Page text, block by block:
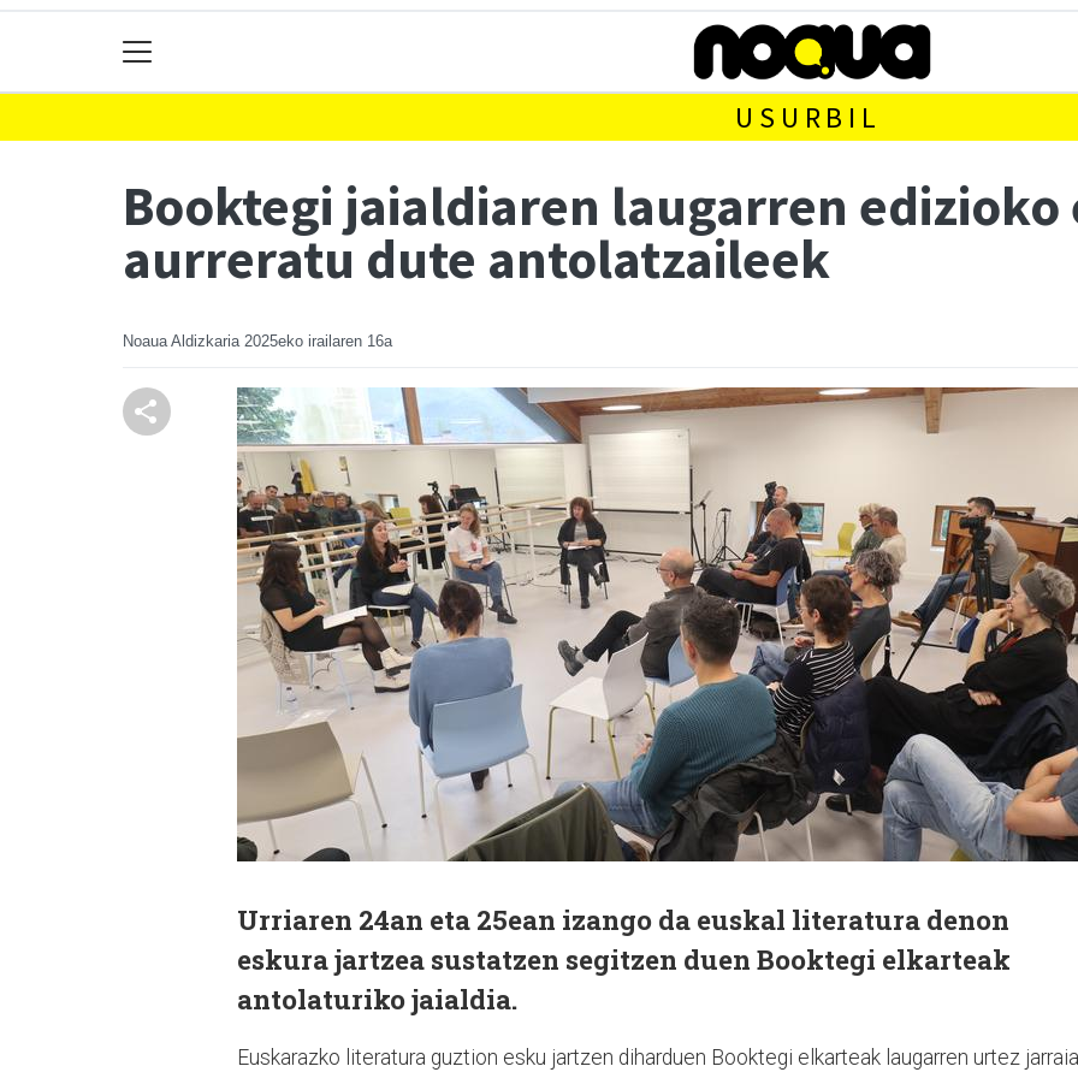
USURBIL
Booktegi jaialdiaren laugarren edizioko
aurreratu dute antolatzaileek
Noaua Aldizkaria 2025eko irailaren 16a
Urriaren 24an eta 25ean izango da euskal literatura denon
eskura jartzea sustatzen segitzen duen Booktegi elkarteak
antolaturiko jaialdia.
Euskarazko literatura guztion esku jartzen diharduen Booktegi elkarteak laugarren urtez